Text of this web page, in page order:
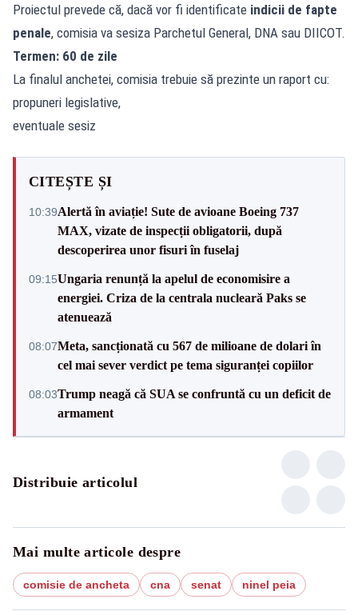
Proiectul prevede că, dacă vor fi identificate indicii de fapte
penale, comisia va sesiza Parchetul General, DNA sau DIICOT.
Termen: 60 de zile
La finalul anchetei, comisia trebuie să prezinte un raport cu:
propuneri legislative,
eventuale sesiz
CITEȘTE ȘI
10:39Alertă în aviație! Sute de avioane Boeing 737
MAX, vizate de inspecții obligatorii, după
descoperirea unor fisuri în fuselaj
09:15Ungaria renunță la apelul de economisire a
energiei. Criza de la centrala nucleară Paks se
atenuează
08:07Meta, sancționată cu 567 de milioane de dolari în
cel mai sever verdict pe tema siguranței copiilor
08:03Trump neagă că SUA se confruntă cu un deficit de
armament
Distribuie articolul
Mai multe articole despre
comisie de ancheta cna senat ninel peia